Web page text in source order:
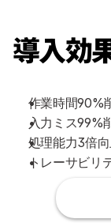
導入効
作業時間90%
入力ミス99%
処理能力3倍
トレーサビリ